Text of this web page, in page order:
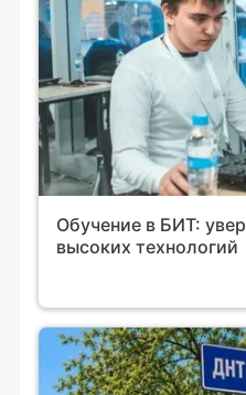
Обучение в БИТ:
высоких технологий